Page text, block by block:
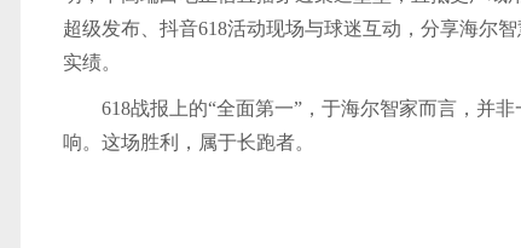
超级发布、抖音618活动现场与球迷互动，分享海尔
实绩。
618战报上的“全面第一”，于海尔智家而言，并
响。这场胜利，属于长跑者。